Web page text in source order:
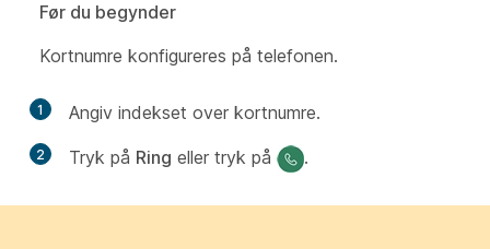
Før du begynder
Kortnumre konfigureres på telefonen.
1 Angiv indekset over kortnumre.
2 Tryk på Ring eller tryk på .